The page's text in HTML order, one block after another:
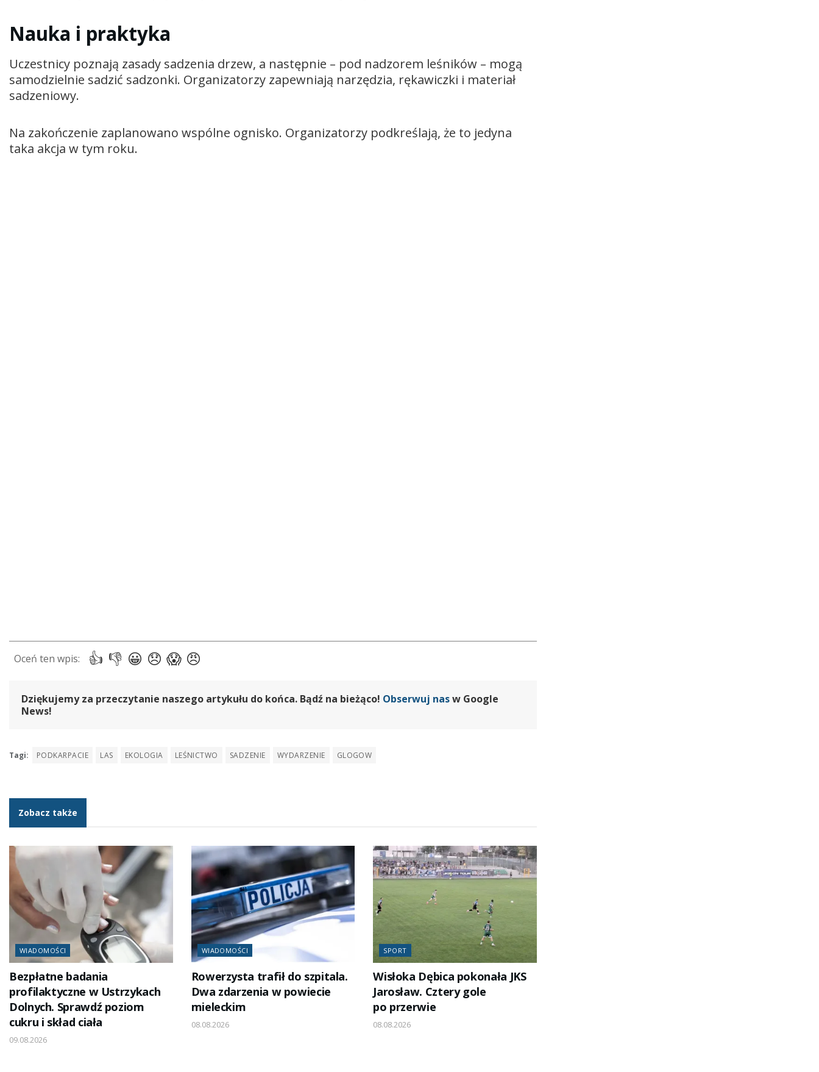
Nauka i praktyka
Uczestnicy poznają zasady sadzenia drzew, a następnie – pod nadzorem leśników – mogą
samodzielnie sadzić sadzonki. Organizatorzy zapewniają narzędzia, rękawiczki i materiał
sadzeniowy.
Na zakończenie zaplanowano wspólne ognisko. Organizatorzy podkreślają, że to jedyna
taka akcja w tym roku.
Dziękujemy za przeczytanie naszego artykułu do końca. Bądź na bieżąco! Obserwuj nasw Google
News!
Tagi: PODKARPACIE LAS EKOLOGIA LEŚNICTWO SADZENIE WYDARZENIE GLOGOW
Zobacz także
WIADOMOŚCI
Bezpłatne badania
profilaktyczne w Ustrzykach
Dolnych. Sprawdź poziom
cukru i skład ciała
09.08.2026
WIADOMOŚCI
Rowerzysta trafił do szpitala.
Dwa zdarzenia w powiecie
mieleckim
08.08.2026
SPORT
Wisłoka Dębica pokonała JKS
Jarosław. Cztery gole
po przerwie
08.08.2026